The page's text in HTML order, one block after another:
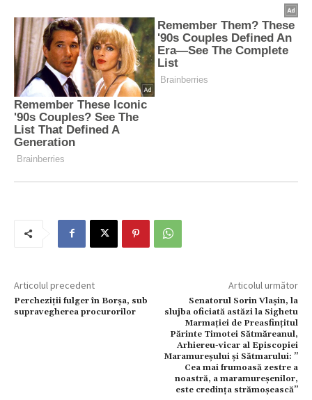
Articolul precedent
Percheziții fulger în Borșa, sub
supravegherea procurorilor
Articolul următor
Senatorul Sorin Vlașin, la
slujba oficiată astăzi la Sighetu
Marmației de Preasfințitul
Părinte Timotei Sătmăreanul,
Arhiereu-vicar al Episcopiei
Maramureșului și Sătmarului: ”
Cea mai frumoasă zestre a
noastră, a maramureșenilor,
este credința strămoșească”